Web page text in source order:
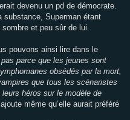
devenu un pd de démocrate.
substance, Superman étant
et peu sûr de lui.
pouvons ainsi lire dans le
pas parce que les jeunes sont
obsédés par la mort,
que tous les scénaristes
héros sur le modèle de
même qu’elle aurait préféré